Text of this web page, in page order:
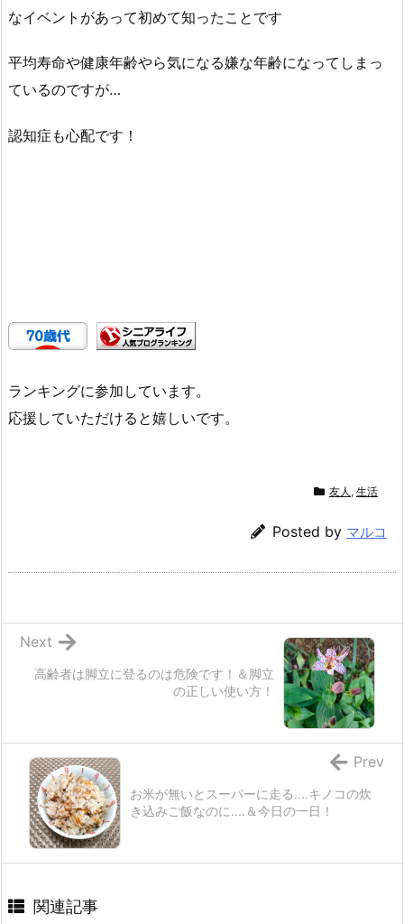
なイベントがあって初めて知ったことです
平均寿命や健康年齢やら気になる嫌な年齢になってしまっ
ているのですが…
認知症も心配です！
ランキングに参加しています。
応援していただけると嬉しいです。
友人 , 生活
Posted by マルコ
高齢者は脚立に登るのは危険です！＆脚立
の正しい使い方！
Next
お米が無いとスーパーに走る‥‥キノコの炊
き込みご飯なのに‥‥＆今日の一日！
Prev
関連記事